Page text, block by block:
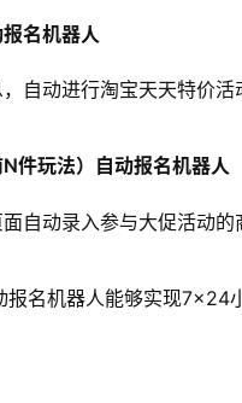
名机器人
自动进行淘宝天天特价活
件玩法）自动报名机器人
自动录入参与大促活动的
名机器人能够实现7×24